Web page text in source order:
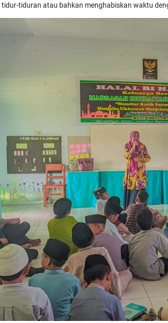
tidur-tiduran atau bahkan menghabiskan waktu